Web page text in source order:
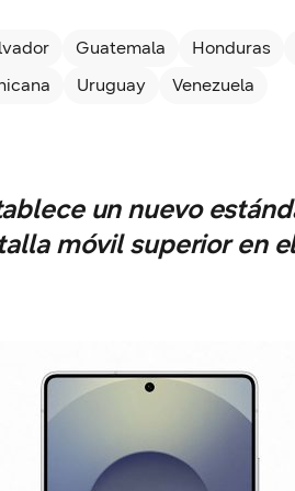
Guatemala Honduras
Uruguay Venezuela
un nuevo
móvil superior en